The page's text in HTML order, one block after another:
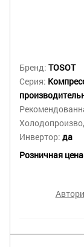
Бренд: TOSOT
Серия:
Инвертор: да
Розничная